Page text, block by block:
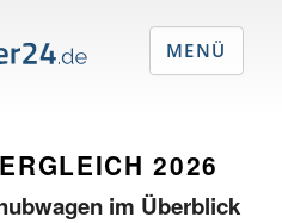
2026
im Überblick
MENÜ